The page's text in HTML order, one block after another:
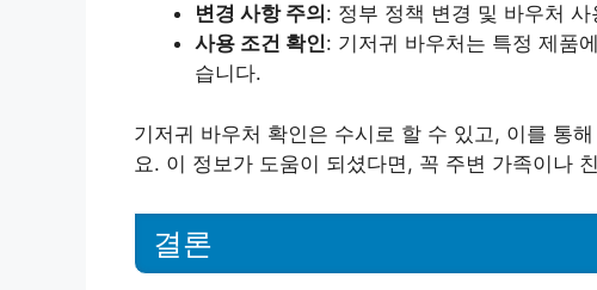
변경 사항 주의 : 정부 정책 변경 및 바우처
사용 조건 확인: 기저귀 바우처는 특정 제품
습니다.
기저귀 바우처 확인은 수시로 할 수 있고, 이를 통
요. 이 정보가 도움이 되셨다면, 꼭 주변 가족이나
결론